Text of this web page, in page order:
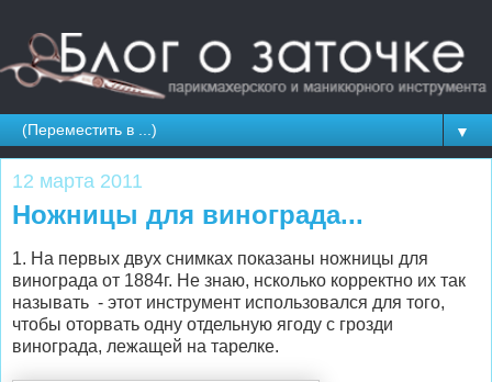
▼
12 марта 2011
Ножницы для винограда...
1. На первых двух снимках показаны ножницы для
винограда от 1884г. Не знаю, нсколько корректно их так
называть - этот инструмент использовался для того,
чтобы оторвать одну отдельную ягоду с грозди
винограда, лежащей на тарелке.